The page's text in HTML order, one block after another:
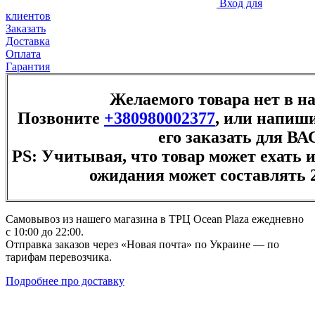
Вход для
клиентов
Заказать
Доставка
Оплата
Гарантия
Желаемого товара нет в
Позвоните +380980002377, или
его заказать для
PS: Учитывая, что товар может ехать
ожидания может составлять
Самовывоз из нашего магазина в ТРЦ Ocean Plaza ежедневно
с 10:00 до 22:00.
Отправка заказов через «Новая почта» по Украине — по
тарифам перевозчика.
Подробнее про доставку